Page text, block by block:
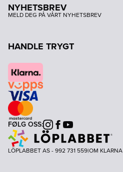
NYHETSBREV
MELD DEG PÅ VÅRT NYHETSBREV
HANDLE TRYGT
FØLG OSS:Instagram
Facebook
Youtube
LÖPLABBET AS - 992 731 559|OM KLARNA